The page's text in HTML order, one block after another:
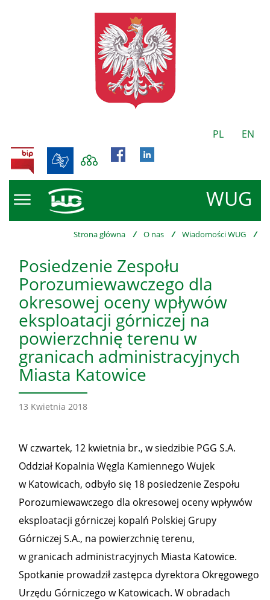
PL EN
WUG
BIP
Strona główna / O nas / Wiadomości WUG /
Posiedzenie Zespołu
Porozumiewawczego dla
okresowej oceny wpływów
eksploatacji górniczej na
powierzchnię terenu w
granicach administracyjnych
Miasta Katowice
13 Kwietnia 2018
W czwartek, 12 kwietnia br., w siedzibie PGG S.A.
Oddział Kopalnia Węgla Kamiennego Wujek
w Katowicach, odbyło się 18 posiedzenie Zespołu
Porozumiewawczego dla okresowej oceny wpływów
eksploatacji górniczej kopalń Polskiej Grupy
Górniczej S.A., na powierzchnię terenu,
w granicach administracyjnych Miasta Katowice.
Spotkanie prowadził zastępca dyrektora Okręgowego
Urzędu Górniczego w Katowicach. W obradach